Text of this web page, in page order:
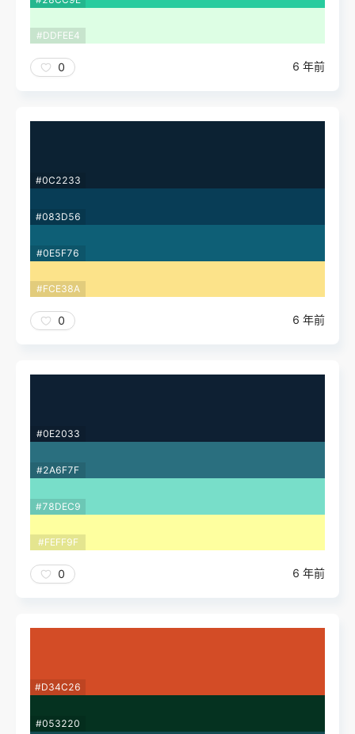
#DDFEE4
0 6 年前
#0C2233
#083D56
#0E5F76
#FCE38A
0 6 年前
#0E2033
#2A6F7F
#78DEC9
#FEFF9F
0 6 年前
#D34C26
#053220